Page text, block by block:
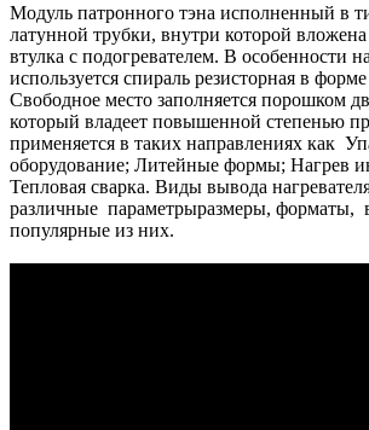
Модуль патронного тэна исполненный в
латунной трубки, внутри которой вложена
втулка с подогревателем. В особенности
используется спираль резисторная в
Свободное место заполняется порошком
который владеет повышенной степенью
применяется в таких направлениях как
оборудование; Литейные формы; Нагрев
Тепловая сварка. Виды вывода
различные параметрыразмеры, форматы,
популярные из них.